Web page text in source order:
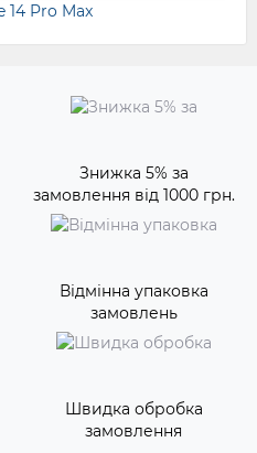
14 Pro Max
Знижка 5% за
замовлення від 1000 грн.
Відмінна упаковка
замовлень
Швидка обробка
замовлення